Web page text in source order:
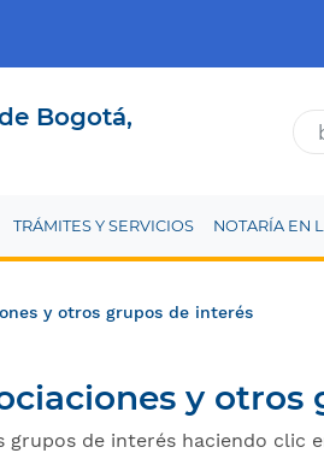
Bogotá,
TRÁMITES Y SERVICIOS NOTARÍA EN
y otros grupos de interés
y otros
de interés haciendo clic